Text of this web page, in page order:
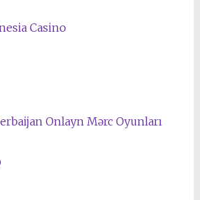
Casino
Onlayn Mərc Oyunları